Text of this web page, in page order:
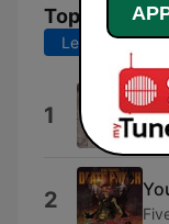
Top-Songs
Letzte 7 Tage
1
2